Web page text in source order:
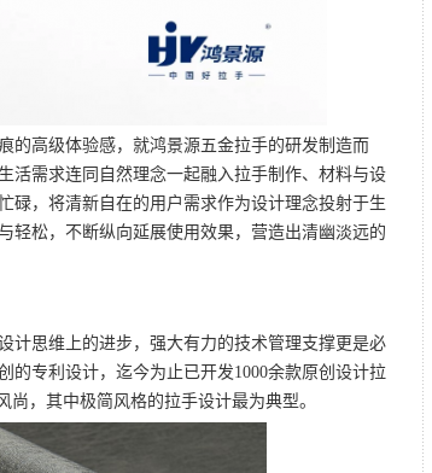
高级体验感，就鸿景源五金拉手的研发制造而
活需求连同自然理念一起融入拉手制作、材料与设
碌，将清新自在的用户需求作为设计理念投射于生
轻松，不断纵向延展使用效果，营造出清幽淡远的
思维上的进步，强大有力的技术管理支撑更是必
的专利设计，迄今为止已开发1000余款原创设计拉
，其中极简风格的拉手设计最为典型。